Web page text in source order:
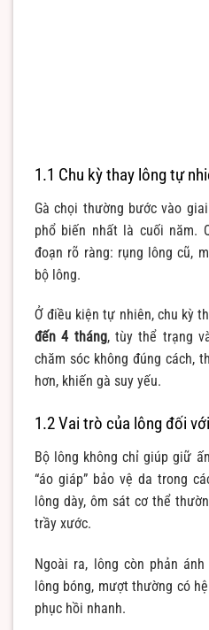
1.1 Chu kỳ thay lông tự
Gà chọi thường bước vào
phổ biến nhất là cuối năm.
đoạn rõ ràng: rụng lông cũ,
bộ lông.
Ở điều kiện tự nhiên, chu kỳ
đến 4 tháng, tùy thể trạng
chăm sóc không đúng cách,
hơn, khiến gà suy yếu.
1.2 Vai trò của lông đối
Bộ lông không chỉ giúp giữ
“áo giáp” bảo vệ da trong
lông dày, ôm sát cơ thể
trầy xước.
Ngoài ra, lông còn phản
lông bóng, mượt thường có
phục hồi nhanh.